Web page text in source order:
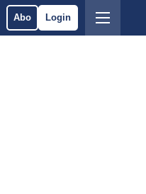
Abo Login